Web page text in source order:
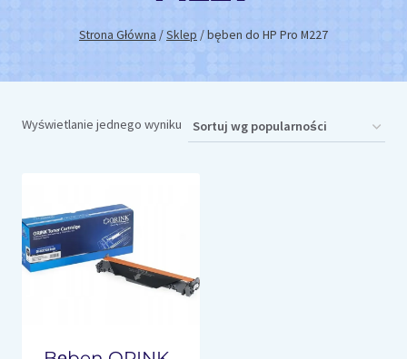
Strona Główna /Sklep /bęben do HP Pro M227
Wyświetlanie jednego wyniku